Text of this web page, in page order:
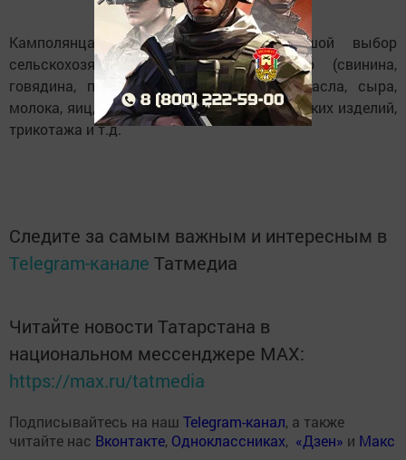
Камполянцам будет предложен большой выбор
сельскохозяйственной продукции, мясо (свинина,
говядина, птица), колбасных изделий, масла, сыра,
молока, яиц, рыбной продукции, кондитерских изделий,
трикотажа и т.д.
Следите за самым важным и интересным в
Telegram-канале Татмедиа
Читайте новости Татарстана в
национальном мессенджере MАХ:
https://max.ru/tatmedia
Подписывайтесь на наш Telegram-канал, а также
читайте нас Вконтакте, Одноклассниках, «Дзен» и Макс